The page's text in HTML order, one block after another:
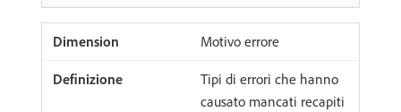
Motivo errore
Tipi di errori che hanno
causato mancati recapiti